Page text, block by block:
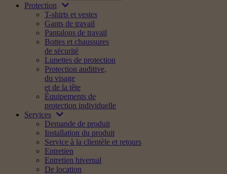
Protection
T-shirts et vestes
Gants de travail
Pantalons de travail
Bottes et chaussures
de sécurité
Lunettes de protection
Protection auditive,
du visage
et de la tête
Équipements de
protection individuelle
Services
Demande de produit
Installation du produit
Service à la clientèle et retours
Entretien
Entretien hivernal
De location